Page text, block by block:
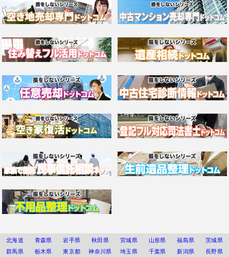
北海道 青森県 岩手県 秋田県 宮城県 山形県 福島県
茨城県
群馬県
栃木県 東京都 神奈川県 埼玉県 千葉県 新潟県
長野県